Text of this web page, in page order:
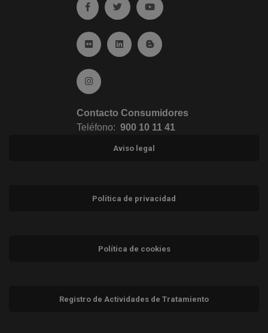
Ir a facebook (abre en ventana nueva)
Ir a twitter (abre en ventana nueva)
Ir a YouTube (abre en
Ir a Flickr (abre en ventana nueva)
Ir a Linkedin (abre en ventana nueva)
Ir al Blog (abre en ventana
Ir a Instagram (abre en ventana nueva)
Contacto Consumidores
Teléfono: 900 10 11 41
Aviso legal
Política de privacidad
Política de cookies
Registro de Actividades de Tratamiento